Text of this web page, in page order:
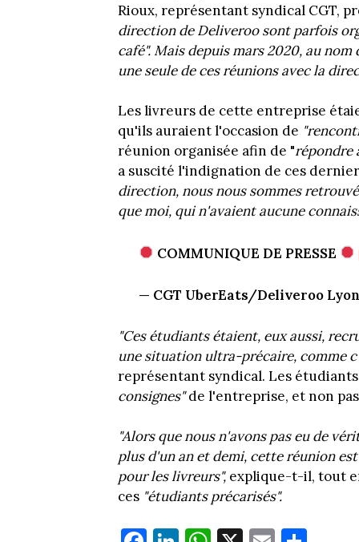
Rioux, représentant syndical CGT,
direction de Deliveroo sont parfois
café". Mais depuis mars 2020, au
une seule de ces réunions avec la
Les livreurs de cette entreprise
qu'ils auraient l'occasion de
réunion organisée afin de "répondre
a suscité l'indignation de ces
direction, nous nous sommes
que moi, qui n'avaient aucune
COMMUNIQUE DE PRESSE
— CGT UberEats/Deliveroo
"Ces étudiants étaient, eux aussi,
une situation ultra-précaire, comme
représentant syndical. Les
consignes"de l'entreprise, et non
"Alors que nous n'avons pas eu de
plus d'un an et demi, cette réunion
pour les livreurs", explique-t-il, tout
ces "étudiants précarisés".